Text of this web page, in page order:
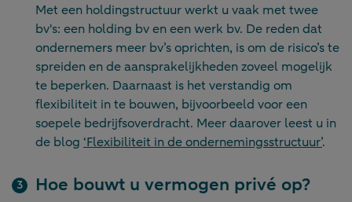
Met een holdingstructuur werkt u vaak met twee
bv's: een holding bv en een werk bv. De reden dat
ondernemers meer bv’s oprichten, is om de risico’s te
spreiden en de aansprakelijkheden zoveel mogelijk
te beperken. Daarnaast is het verstandig om
flexibiliteit in te bouwen, bijvoorbeeld voor een
soepele bedrijfsoverdracht. Meer daarover leest u in
de blog ‘Flexibiliteit in de ondernemingsstructuur’.
Hoe bouwt u vermogen privé op?